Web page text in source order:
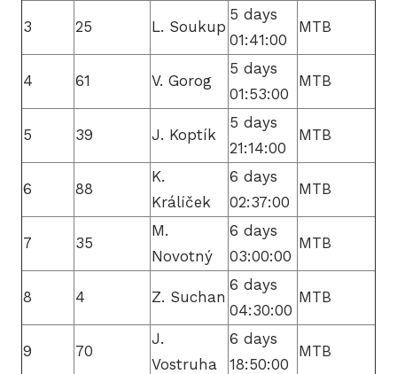
3 25 L. Soukup
5 days
01:41:00
MTB
4 61 V. Gorog
5 days
01:53:00
MTB
5 39 J. Koptík
5 days
21:14:00
MTB
6 88
K.
Králíček
6 days
02:37:00
MTB
7 35
M.
Novotný
6 days
03:00:00
MTB
8 4 Z. Suchan
6 days
04:30:00
MTB
9 70
J.
Vostruha
6 days
18:50:00
MTB